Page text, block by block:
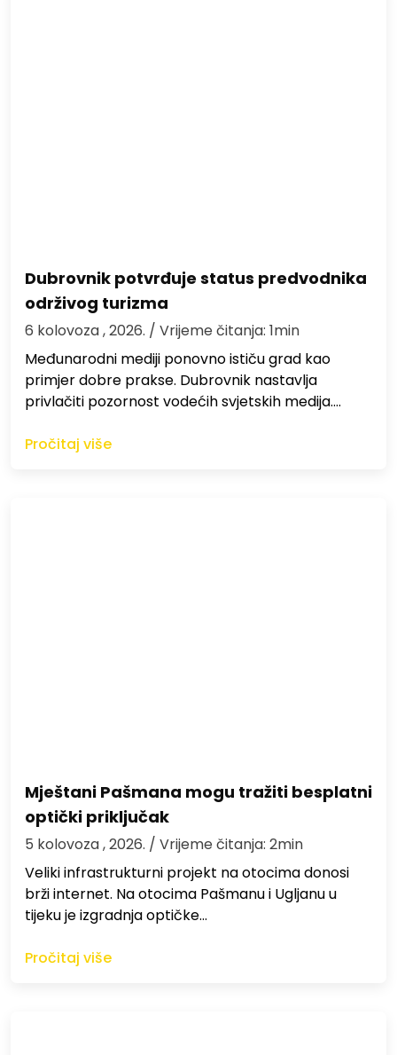
Dubrovnik potvrđuje status predvodnika
održivog turizma
6 kolovoza , 2026. / Vrijeme čitanja: 1min
Međunarodni mediji ponovno ističu grad kao
primjer dobre prakse. Dubrovnik nastavlja
privlačiti pozornost vodećih svjetskih medija.…
Pročitaj više
Mještani Pašmana mogu tražiti besplatni
optički priključak
5 kolovoza , 2026. / Vrijeme čitanja: 2min
Veliki infrastrukturni projekt na otocima donosi
brži internet. Na otocima Pašmanu i Ugljanu u
tijeku je izgradnja optičke…
Pročitaj više